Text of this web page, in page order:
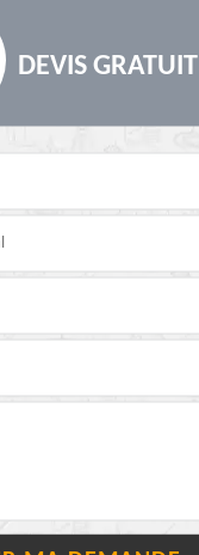
DEVIS GRATUIT